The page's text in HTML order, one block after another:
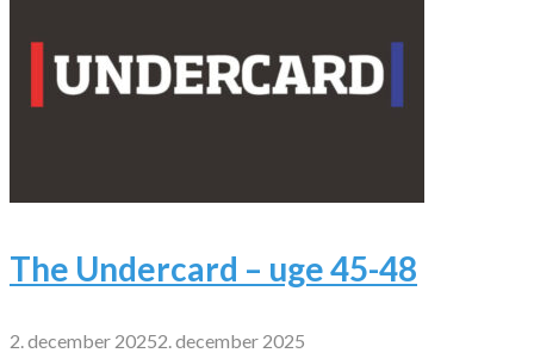
The Undercard – uge 45-48
2. december 20252. december 2025